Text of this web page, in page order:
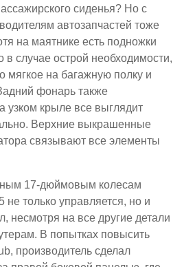
сиденья? Но с
автозапчастей тоже
на маятнике есть подножки
в случае острой необходимости,
мягкое на багажную полку и
фонарь также
узком крыле все выглядит
Верхние выкрашенные
связывают все элементы
17-дюймовым колесам
не только управляется, но и
несмотря на все другие детали
В попытках повысить
производитель сделал